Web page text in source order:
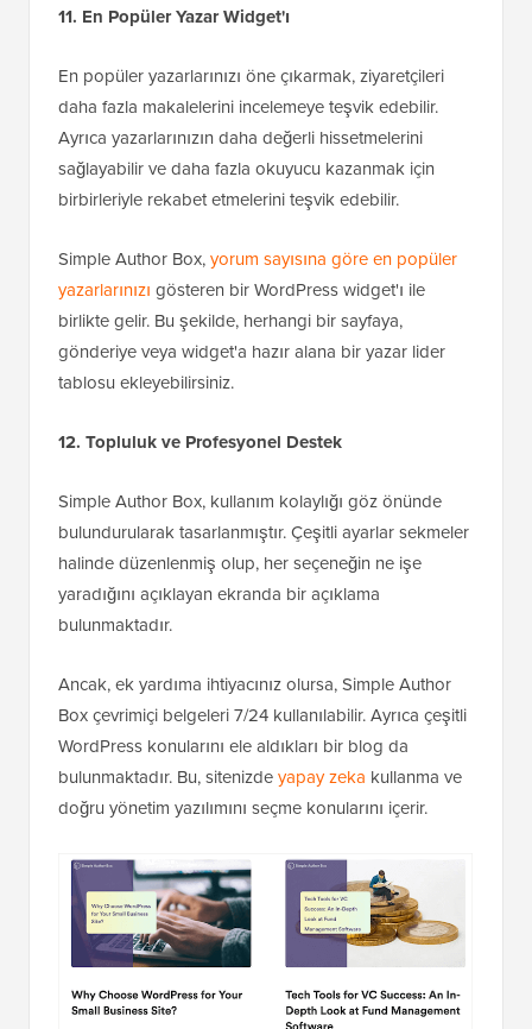
11. En Popüler Yazar Widget'ı
En popüler yazarlarınızı öne çıkarmak, ziyaretçileri
daha fazla makalelerini incelemeye teşvik edebilir.
Ayrıca yazarlarınızın daha değerli hissetmelerini
sağlayabilir ve daha fazla okuyucu kazanmak için
birbirleriyle rekabet etmelerini teşvik edebilir.
Simple Author Box,yorum sayısına göre en popüler
yazarlarınızı gösteren bir WordPress widget'ı ile
birlikte gelir. Bu şekilde, herhangi bir sayfaya,
gönderiye veya widget'a hazır alana bir yazar lider
tablosu ekleyebilirsiniz.
12. Topluluk ve Profesyonel Destek
Simple Author Box, kullanım kolaylığı göz önünde
bulundurularak tasarlanmıştır. Çeşitli ayarlar sekmeler
halinde düzenlenmiş olup, her seçeneğin ne işe
yaradığını açıklayan ekranda bir açıklama
bulunmaktadır.
Ancak, ek yardıma ihtiyacınız olursa, Simple Author
Box çevrimiçi belgeleri 7/24 kullanılabilir. Ayrıca çeşitli
WordPress konularını ele aldıkları bir blog da
bulunmaktadır. Bu, sitenizdeyapay zeka kullanma ve
doğru yönetim yazılımını seçme konularını içerir.